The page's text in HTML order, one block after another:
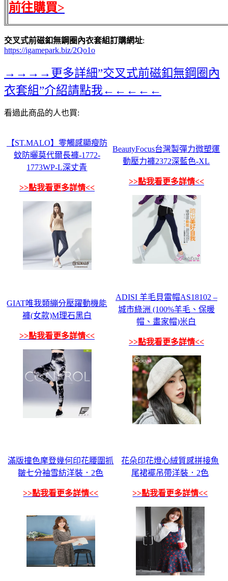
前往購買>
交叉式前磁釦無鋼圈內衣套組訂購網址:
https://igamepark.biz/2Qo1o
→→→→更多詳細”交叉式前磁釦無鋼圈內
衣套組”介紹請點我←←←←←
看過此商品的人也買:
【ST.MALO】零觸感顯瘦防
蚊防曬莫代爾長褲-1772-
1773WP-L深丈青
>>點我看更多詳情<<
BeautyFocus台灣製彈力微塑運
動壓力褲2372深藍色-XL
>>點我看更多詳情<<
GIAT唯我類繃分壓躍動機能
褲(女款)M理石黑白
>>點我看更多詳情<<
ADISI 羊毛貝雷帽AS18102 –
城市綠洲 (100%羊毛、保暖
帽、畫家帽)米白
>>點我看更多詳情<<
滿版撞色摩登幾何印花腰圍抓
皺七分袖雪紡洋裝．2色
>>點我看更多詳情<<
花朵印花燈心絨質感拼接魚
尾裙襬吊帶洋裝．2色
>>點我看更多詳情<<